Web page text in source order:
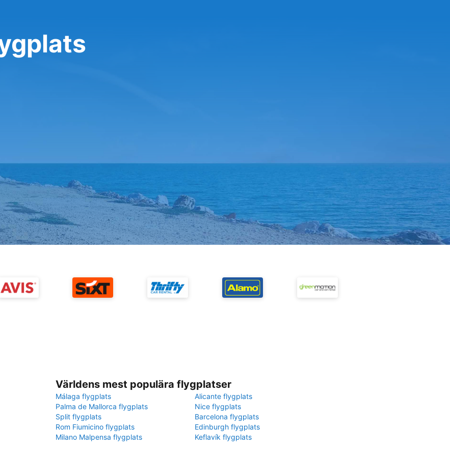
Världens mest populära flygplatser
Málaga flygplats
Alicante flygplats
Palma de Mallorca flygplats
Nice flygplats
Split flygplats
Barcelona flygplats
Rom Fiumicino flygplats
Edinburgh flygplats
Milano Malpensa flygplats
Keflavík flygplats